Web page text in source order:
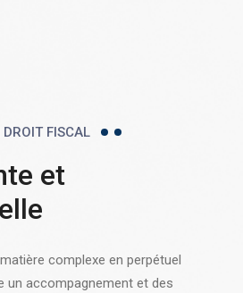
FISCAL
et
complexe en perpétuel
un accompagnement et des